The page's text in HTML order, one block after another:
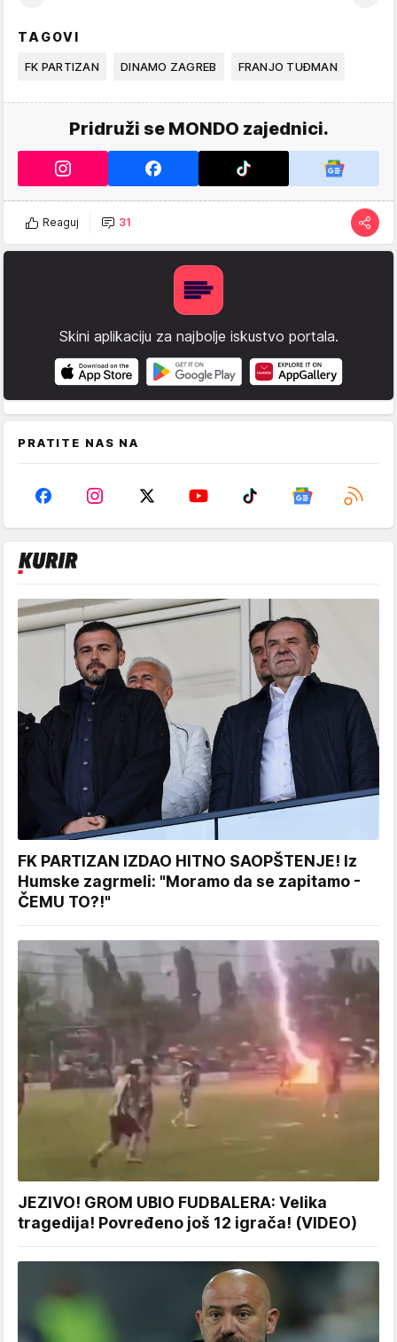
TAGOVI
FK PARTIZAN DINAMO ZAGREB FRANJO TUĐMAN
Pridruži se MONDO zajednici.
Reaguj 31
Skini aplikaciju za najbolje iskustvo portala.
PRATITE NAS NA
FK PARTIZAN IZDAO HITNO SAOPŠTENJE! Iz
Humske zagrmeli: "Moramo da se zapitamo -
ČEMU TO?!"
JEZIVO! GROM UBIO FUDBALERA: Velika
tragedija! Povređeno još 12 igrača! (VIDEO)